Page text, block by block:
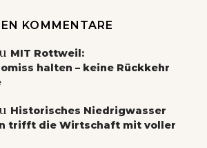
KOMMENTARE
MIT Rottweil:
halten – keine Rückkehr
Historisches Niedrigwasser
trifft die Wirtschaft mit voller